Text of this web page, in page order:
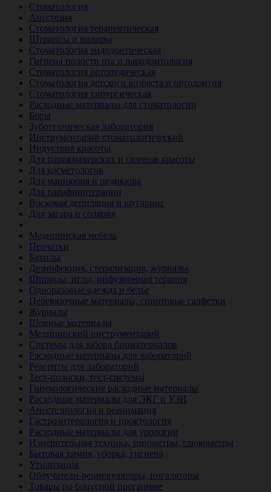
Стоматология
Анестезия
Стоматология терапевтическая
Штрипсы и полиры
Стоматология эндодонтическая
Гигиена полости рта и пародонтология
Стоматология ортопедическая
Стоматология детского возраста и ортодонтия
Стоматология хирургическая
Расходные материалы для стоматологии
Боры
Зуботехническая лаборатория
Инструментарий стоматологический
Индустрия красоты
Для парикмахерских и салонов красоты
Для косметологов
Для маникюра и педикюра
Для парафинотерапии
Восковая депиляция и шугаринг
Для загара и солярия
Медицинская мебель
Перчатки
Бахилы
Дезинфекция, стерилизация, журналы
Шприцы, иглы, инфузионная терапия
Одноразовые одежда и белье
Перевязочные материалы, спиртовые салфетки
Журналы
Шовные материалы
Медицинский инструментарий
Системы для забора биоматериалов
Расходные материалы для лабораторий
Реагенты для лабораторий
Тест-полоски, тест-системы
Гинекологические расходные материалы
Расходные материалы для ЭКГ и УЗИ
Анестезиология и реанимация
Гастроэнтерология и проктология
Расходные материалы для урологии
Измерительная техника, тонометры, глюкометры
Бытовая химия, уборка, гигиена
Утилизация
Облучатели-рециркуляторы, ингаляторы
Товары по бонусной программе